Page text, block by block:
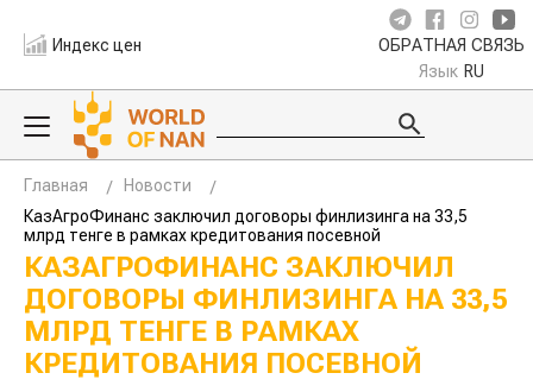
Индекс цен ОБРАТНАЯ СВЯЗЬ
Язык RU
Главная
Новости
КазАгроФинанс заключил договоры финлизинга на 33,5
млрд тенге в рамках кредитования посевной
КАЗАГРОФИНАНС ЗАКЛЮЧИЛ
ДОГОВОРЫ ФИНЛИЗИНГА НА 33,5
МЛРД ТЕНГЕ В РАМКАХ
КРЕДИТОВАНИЯ ПОСЕВНОЙ